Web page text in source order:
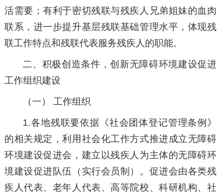
活需要；有利于密切残联与残疾人兄弟姐妹的血肉
联系，进一步提升基层残联基础管理水平，体现残
联工作特点和残联代表服务残疾人的职能。
二、积极创造条件，创新无障碍环境建设促进
工作组织建设
（一） 工作组织
1.各地残联要依据《社会团体登记管理条例》
的相关规定，利用社会化工作方式推进成立无障碍
环境建设促进会，建立以残疾人为主体的无障碍环
境建设促进队伍（实行会员制）。促进会由各类残
疾人代表、老年人代表、高等院校、科研机构、社